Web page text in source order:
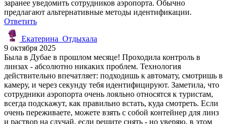
заранее уведомить сотрудников аэропорта. Обычно
предлагают альтернативные методы идентификации.
Ответить
Екатерина_Отдыхала
9 октября 2025
Была в Дубае в прошлом месяце! Проходила контроль в
линзах - абсолютно никаких проблем. Технология
действительно впечатляет: подходишь к автомату, смотришь в
камеру, и через секунду тебя идентифицируют. Заметила, что
сотрудники аэропорта очень лояльно относятся к туристам,
всегда подскажут, как правильно встать, куда смотреть. Если
очень переживаете, можете взять с собой контейнер для линз
и раствор на случай, если решите снять - но уверяю, в этом